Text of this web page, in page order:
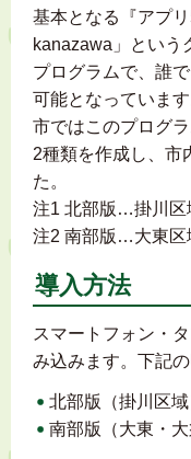
基本となる『アプ
kanazawa」という
プログラムで、誰
可能となっています
市ではこのプログ
2種類を作成し、市
た。
注1 北部版…掛川区
注2 南部版…大東
導入方法
スマートフォン・
み込みます。下記
北部版（掛川区域
南部版（大東・大